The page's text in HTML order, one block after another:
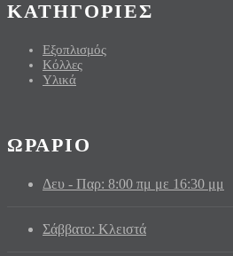
ΚΑΤΗΓΟΡΙΕΣ
Εξοπλισμός
Κόλλες
Υλικά
ΩΡΑΡΙΟ
Δευ - Παρ: 8:00 πμ με 16:30 μμ
Σάββατο: Κλειστά